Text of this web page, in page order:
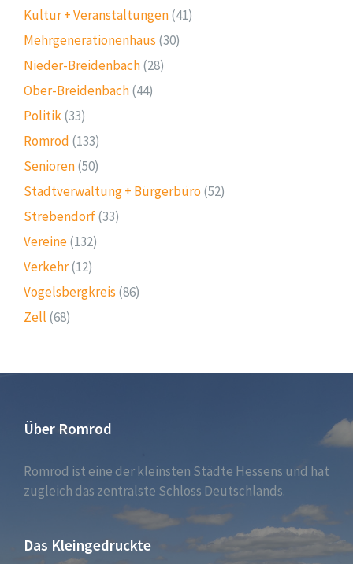
Kultur + Veranstaltungen(41)
Mehrgenerationenhaus (30)
Nieder-Breidenbach(28)
Ober-Breidenbach(44)
Politik(33)
Romrod (133)
Senioren(50)
Stadtverwaltung + Bürgerbüro (52)
Strebendorf(33)
Vereine(132)
Verkehr(12)
Vogelsbergkreis (86)
Zell (68)
Über Romrod
Romrod ist eine der kleinsten Städte Hessens und hat
zugleich das zentralste Schloss Deutschlands.
Das Kleingedruckte